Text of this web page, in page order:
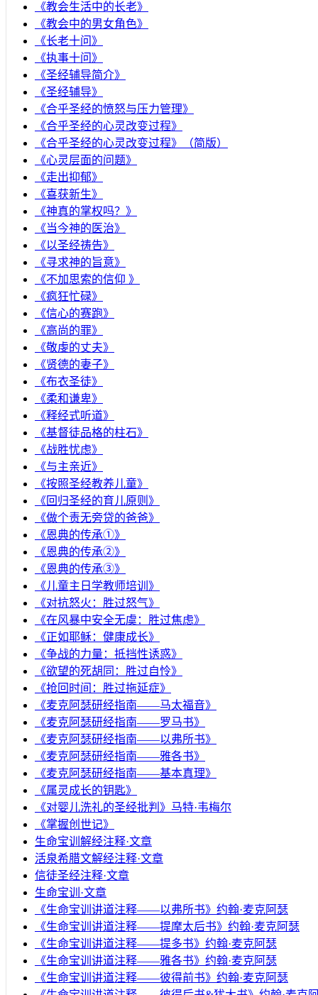
《教会生活中的长老》
《教会中的男女角色》
《长老十问》
《执事十问》
《圣经辅导简介》
《圣经辅导》
​《合乎圣经的愤怒与压力管理》
《合乎圣经的心灵改变过程》
《合乎圣经的心灵改变过程》（简版）
《心灵层面的问题》
《走出抑郁》
《喜获新生》
《神真的掌权吗？》
《当今神的医治》
《以圣经祷告》
《寻求神的旨意》
《不加思索的信仰 》
《疯狂忙碌》
《信心的赛跑》
《高尚的罪》
《敬虔的丈夫》
《贤德的妻子》
《布衣圣徒》
《柔和谦卑》
《释经式听道》
《基督徒品格的柱石》
《战胜忧虑》
《与主亲近》
《按照圣经教养儿童》
《回归圣经的育儿原则》
《做个责无旁贷的爸爸》
《恩典的传承①》
《恩典的传承②》
《恩典的传承③》
《儿童主日学教师培训》
《对抗怒火：胜过怒气》
《在风暴中安全无虞：胜过焦虑》
《正如耶稣：健康成长》
《争战的力量：抵挡性诱惑》
《欲望的死胡同：胜过自怜》
《抢回时间：胜过拖延症》
《麦克阿瑟研经指南——马太福音》
《麦克阿瑟研经指南——罗马书》
《麦克阿瑟研经指南——以弗所书》
《麦克阿瑟研经指南——雅各书》
《麦克阿瑟研经指南——基本真理》
《属灵成长的钥匙》
《对婴儿洗礼的圣经批判》马特·韦梅尔
《掌握创世记》
生命宝训解经注释·文章
活泉希腊文解经注释·文章
信徒圣经注释·文章
生命宝训·文章
《生命宝训讲道注释——以弗所书》约翰·麦克阿瑟
《生命宝训讲道注释——提摩太后书》约翰·麦克阿瑟
《生命宝训讲道注释——提多书》约翰·麦克阿瑟
《生命宝训讲道注释——雅各书》约翰·麦克阿瑟
《生命宝训讲道注释——彼得前书》约翰·麦克阿瑟